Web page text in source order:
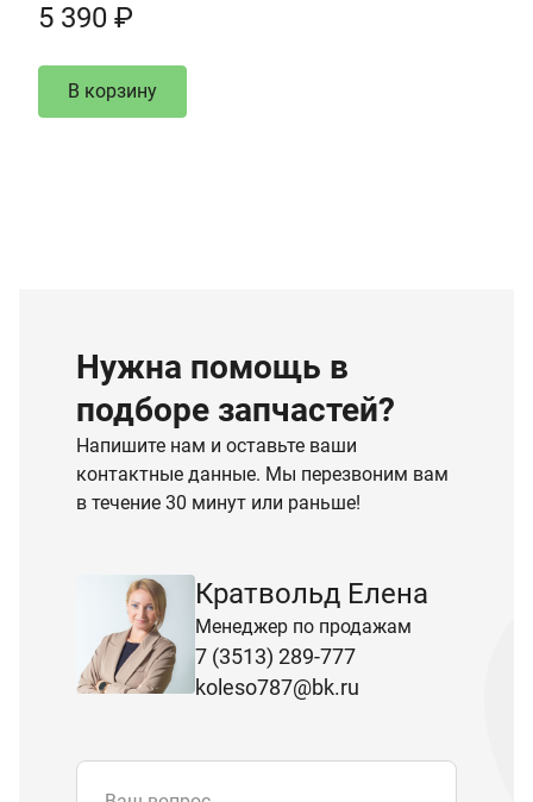
5 390 ₽
В корзину
Нужна помощь в
подборе запчастей?
Напишите нам и оставьте ваши
контактные данные. Мы перезвоним вам
в течение 30 минут или раньше!
Кратвольд Елена
Менеджер по продажам
7 (3513) 289-777
koleso787@bk.ru